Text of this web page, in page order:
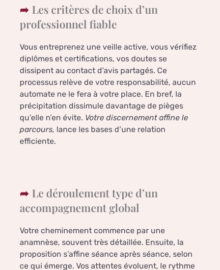
Les critères de choix d’un
professionnel fiable
Vous entreprenez une veille active, vous vérifiez
diplômes et certifications, vos doutes se
dissipent au contact d’avis partagés. Ce
processus relève de votre responsabilité, aucun
automate ne le fera à votre place. En bref, la
précipitation dissimule davantage de pièges
qu’elle n’en évite. Votre discernement affine le
parcours, lance les bases d’une relation
efficiente.
Le déroulement type d’un
accompagnement global
Votre cheminement commence par une
anamnèse, souvent très détaillée. Ensuite, la
proposition s’affine séance après séance, selon
ce qui émerge. Vos attentes évoluent, le rythme